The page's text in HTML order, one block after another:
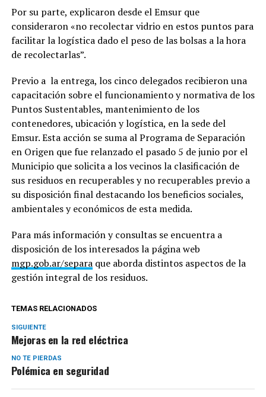
Por su parte, explicaron desde el Emsur que
consideraron «no recolectar vidrio en estos puntos para
facilitar la logística dado el peso de las bolsas a la hora
de recolectarlas”.
Previo a la entrega, los cinco delegados recibieron una
capacitación sobre el funcionamiento y normativa de los
Puntos Sustentables, mantenimiento de los
contenedores, ubicación y logística, en la sede del
Emsur. Esta acción se suma al Programa de Separación
en Origen que fue relanzado el pasado 5 de junio por el
Municipio que solicita a los vecinos la clasificación de
sus residuos en recuperables y no recuperables previo a
su disposición final destacando los beneficios sociales,
ambientales y económicos de esta medida.
Para más información y consultas se encuentra a
disposición de los interesados la página web
mgp.gob.ar/separaque aborda distintos aspectos de la
gestión integral de los residuos.
TEMAS RELACIONADOS
SIGUIENTE
Mejoras en la red eléctrica
NO TE PIERDAS
Polémica en seguridad